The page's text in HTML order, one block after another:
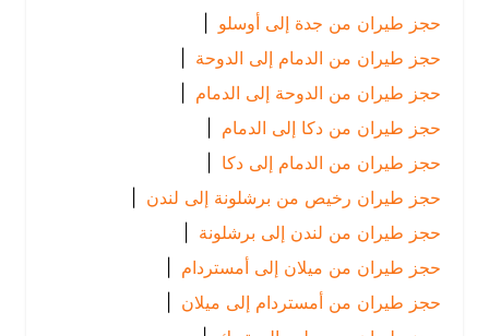
حجز طيران من جدة إلى أوسلو
|
حجز طيران من الدمام إلى الدوحة |
حجز طيران من الدوحة إلى الدمام
|
حجز طيران من دكا إلى الدمام
|
حجز طيران من الدمام إلى دكا |
حجز طيران رخيص من برشلونة إلى لندن
|
حجز طيران من لندن إلى برشلونة
|
حجز طيران من ميلان إلى أمستردام |
حجز طيران من أمستردام إلى ميلان |